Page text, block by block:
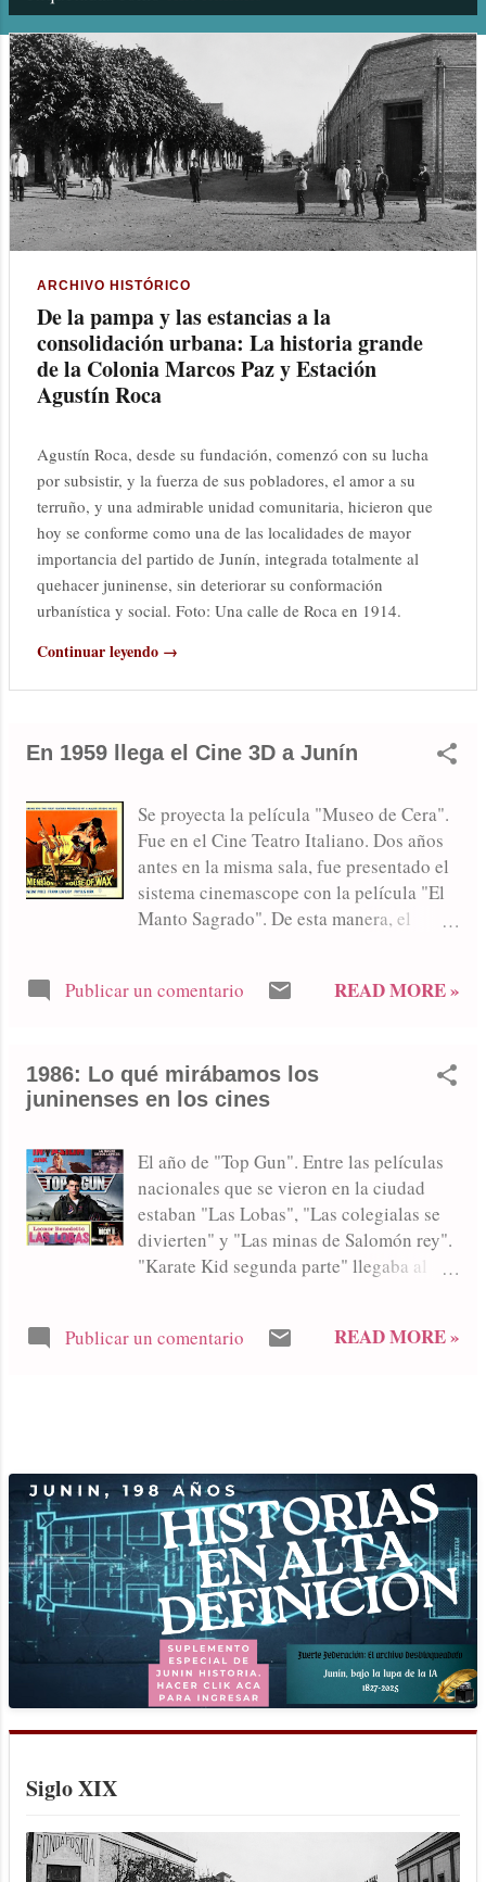
n
t
r
a
d
a
ARCHIVO HISTÓRICO
De la pampa y las estancias a la
consolidación urbana: La historia grande
de la Colonia Marcos Paz y Estación
Agustín Roca
Agustín Roca, desde su fundación, comenzó con su lucha
por subsistir, y la fuerza de sus pobladores, el amor a su
terruño, y una admirable unidad comunitaria, hicieron que
hoy se conforme como una de las localidades de mayor
importancia del partido de Junín, integrada totalmente al
quehacer juninense, sin deteriorar su conformación
urbanística y social. Foto: Una calle de Roca en 1914.
Continuar leyendo →
En 1959 llega el Cine 3D a Junín
Se proyecta la película "Museo de Cera".
Fue en el Cine Teatro Italiano. Dos años
antes en la misma sala, fue presentado el
sistema cinemascope con la película "El
Manto Sagrado". De esta manera, el
cinematográfica.
Publicar un comentario READ MORE »
1986: Lo qué mirábamos los
juninenses en los cines
El año de "Top Gun". Entre las películas
nacionales que se vieron en la ciudad
estaban "Las Lobas", "Las colegialas se
divierten" y "Las minas de Salomón rey".
"Karate Kid segunda parte" llegaba al
Publicar un comentario
READ MORE »
Siglo XIX